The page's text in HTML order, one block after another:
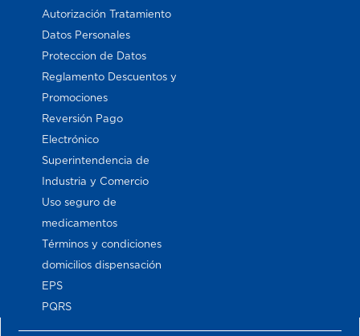
Autorización Tratamiento
Datos Personales
Proteccion de Datos
Reglamento Descuentos y
Promociones
Reversión Pago
Electrónico
Superintendencia de
Industria y Comercio
Uso seguro de
medicamentos
Términos y condiciones
domicilios dispensación
EPS
PQRS